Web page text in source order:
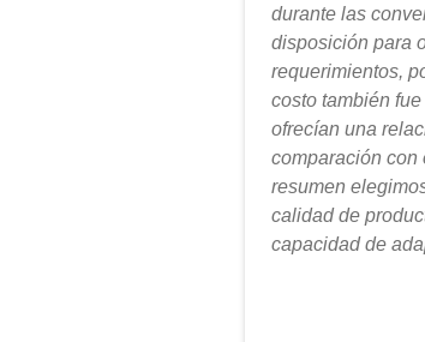
durante las
disposición para
requerimientos,
costo también
ofrecían una
comparación con
resumen
calidad de
capacidad de